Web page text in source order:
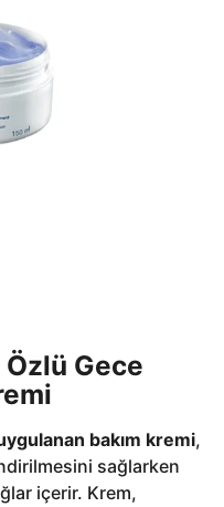
Gece
bakım kremi,
sağlarken
içerir. Krem,